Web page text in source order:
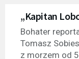
„Kapitan
Bohater
Tomasz
z morzem od